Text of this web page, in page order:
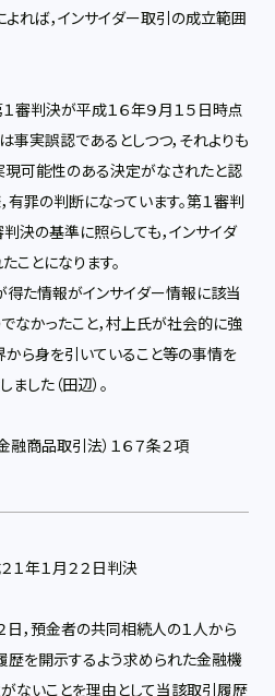
れば，インサイダー取引の成立範囲
審判決が平成１６年９月１５日時点
事実誤認であるとしつつ，それよりも
現可能性のある決定がなされたと認
有罪の判断になっています。第１審判
決の基準に照らしても，インサイダ
ことになります。
得た情報がインサイダー情報に該当
なかったこと，村上氏が社会的に強
ら身を引いていること等の事情を
した（田辺）。
商品取引法）１６７条２項
年１月２２日判決
日，預金者の共同相続人の１人から
を開示するよう求められた金融機
ないことを理由として当該取引履歴